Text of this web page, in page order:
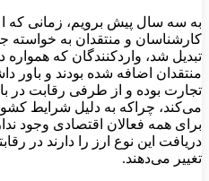
به سه سال پیش برویم، زمانی که
کارشناسان و منتقدان به خواسته
تبدیل شد، واردکنندگان که همواره
منتقدان اضافه شده بودند و باور
تجارت بوده و از طرفی رقابت در
می‌کند، چراکه به دلیل شرایط
برای همه فعالان اقتصادی وجود
دریافت این نوع ارز را دارند در
تغییر می‌دهند.